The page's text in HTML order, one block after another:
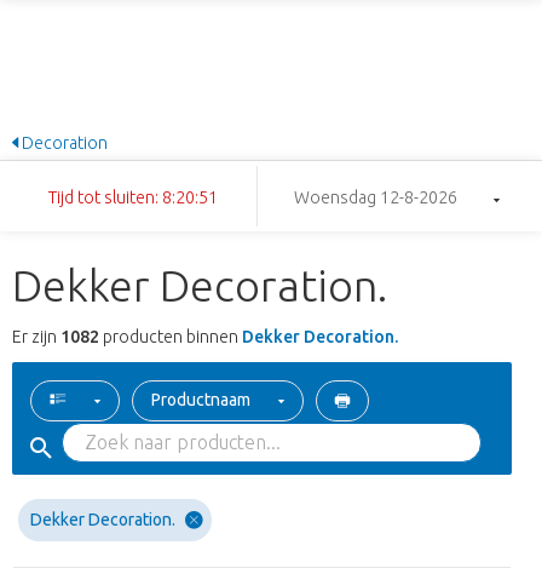
Decoration
Tijd tot sluiten: 8:20:50 Woensdag 12-8-2026
Dekker Decoration.
Er zijn 1082 producten binnen Dekker Decoration.
Productnaam
Dekker Decoration.